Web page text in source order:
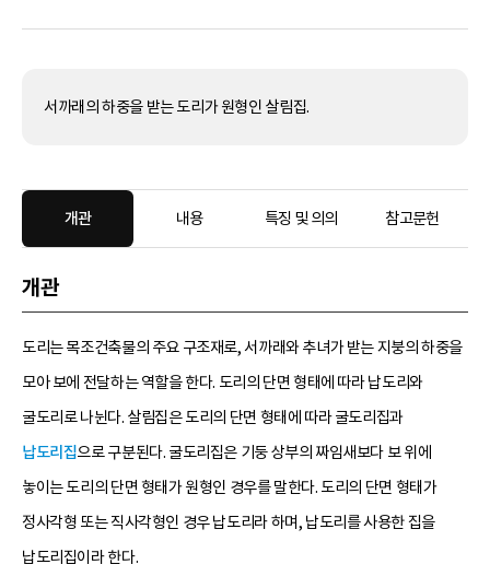
서까래의 하중을 받는 도리가 원형인 살림집.
개관 내용 특징 및 의의 참고문헌
개관
도리는 목조건축물의 주요 구조재로, 서까래와 추녀가 받는 지붕의 하중을
모아 보에 전달하는 역할을 한다. 도리의 단면 형태에 따라 납도리와
굴도리로 나뉜다. 살림집은 도리의 단면 형태에 따라 굴도리집과
납도리집으로 구분된다. 굴도리집은 기둥 상부의 짜임새보다 보 위에
놓이는 도리의 단면 형태가 원형인 경우를 말한다. 도리의 단면 형태가
정사각형 또는 직사각형인 경우 납도리라 하며, 납도리를 사용한 집을
납도리집이라 한다.